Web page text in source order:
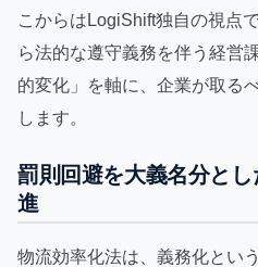
こからはLogiShift独自の視点
ら法的な遵守義務を伴う経営
的変化」を軸に、企業が取る
します。
罰則回避を大義名分と
進
物流効率化法は、義務化とい